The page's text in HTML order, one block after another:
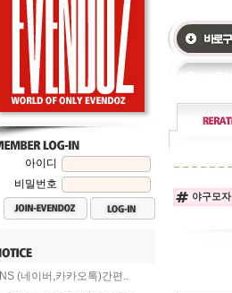
아이디
비밀번호
(네이버,카카오톡)간편..
야구모자